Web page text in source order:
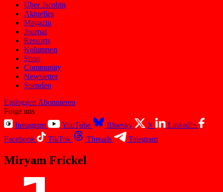
Über Jacobin
Aktuelles
Magazin
Journal
Ressorts
Kolumnen
Shop
Community
Newsletter
Spenden
Einloggen Abonnieren
Folge uns
Instagram
YouTube Bluesky X
LinkedIn
Facebook
TikTok Threads Telegram
Miryam Frickel